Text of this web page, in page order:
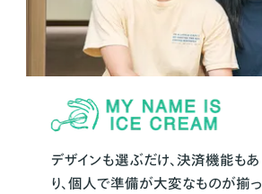
デザインも選ぶだけ、決済機能もあ
り、個人で準備が大変なものが揃っ